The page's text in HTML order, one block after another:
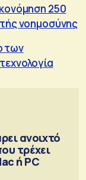
250
νοημοσύνης
των
ανοιχτό
τρέχει
ή PC